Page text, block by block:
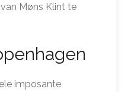
Møns Klint te
imposante